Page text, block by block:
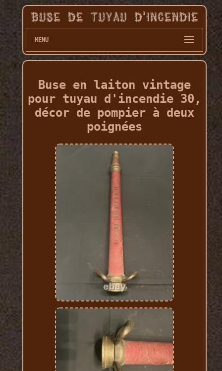
MENU
Buse en laiton vintage
pour tuyau d'incendie 30,
décor de pompier à deux
poignées